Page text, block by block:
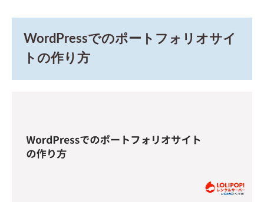
Lightning
4.2
4.3
おすすめ
のプラグ
イン
WordPressでのポートフォリオサイ
トの作り方